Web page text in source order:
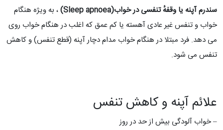
سندرم آپنه یا وقفهٔ تنفسی در خواب(Sleep apnoea)
، به ویژه هنگام
خواب و تنفس غیر عادی آهسته یا کم عمق که اغلب در هنگام خواب روی
می دهد. فرد مبتلا در هنگام خواب مدام دچار آپنه (قطع تنفس) و کاهش
تنفس می شود.
علائم آپنه و کاهش تنفس
– خواب آلودگی بیش از حد در روز